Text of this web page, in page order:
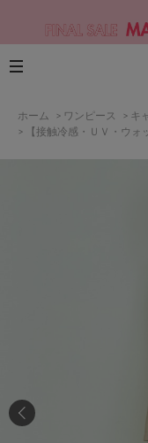
ホーム > ワンピース > キ
>
【接触冷感・ＵＶ・ウ